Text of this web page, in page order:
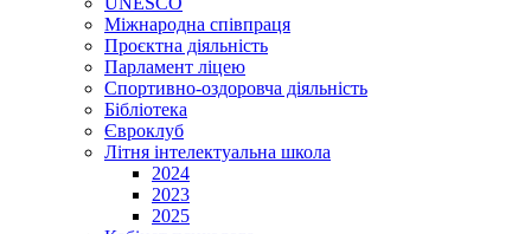
Міжнародна співпраця
Проєктна діяльність
Парламент ліцею
Спортивно-оздоровча діяльність
Бібліотека
Євроклуб
Літня інтелектуальна школа
2024
2023
2025